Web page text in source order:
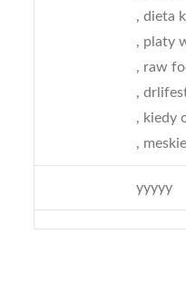
, dieta
, platy
, raw
,
, kiedy
,
yyyyy